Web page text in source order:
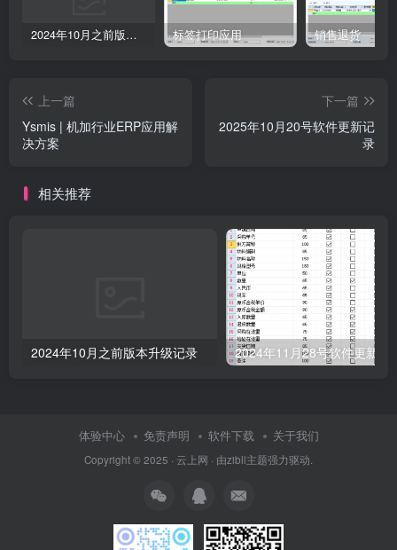
2024年10月之前版本升级记录 标签打印应用 销售退货
上一篇
Ysmis | 机加行业ERP应用解
决方案
下一篇
2025年10月20号软件更新记
录
相关推荐
2024年10月之前版本升级记录 2024年11月28号软件更新记
体验中心 免责声明 软件下载 关于我们
Copyright © 2025 · 云上网 · 由zibll主题强力驱动.